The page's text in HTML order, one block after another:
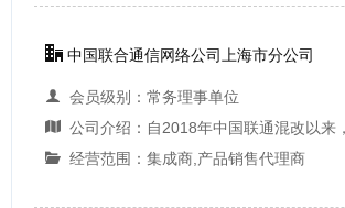
中国联合通信网络公司上海市分公司
会员级别：常务理事单位
公司介绍：自2018年中国联通混改以来，联通在云计算，大数据，智慧应用，物联网，5G+等领域实现了一定突破。在上海，先后参与打造了青浦十三五，崇明雪亮工程，长宁雪亮工程，奉贤综合治理平台等
经营范围：集成商,产品销售代理商